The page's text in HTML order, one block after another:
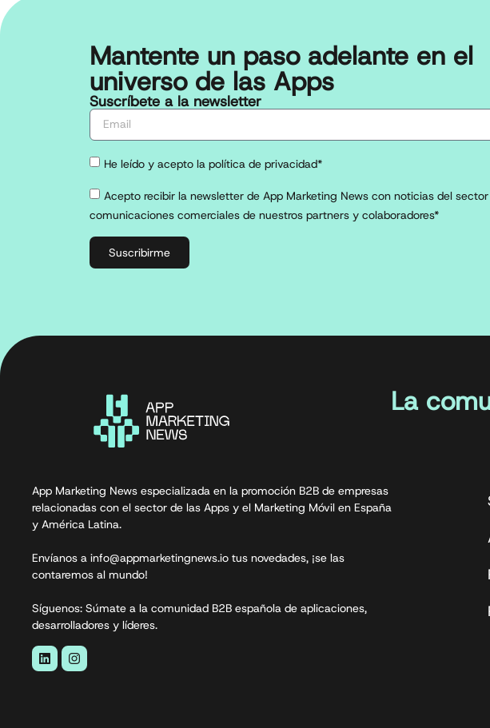
Mantente un paso adelante en el
universo de las Apps
Suscríbete a la newsletter
He leído y acepto la política de privacidad*
Acepto recibir la newsletter de App Marketing News con noticias del
comunicaciones comerciales de nuestros partners y colaboradores*
Suscribirme
La
App Marketing News especializada en la promoción B2B de empresas
relacionadas con el sector de las Apps y el Marketing Móvil en España
y América Latina.
Envíanos a info@appmarketingnews.io tus novedades, ¡se las
contaremos al mundo!
Síguenos: Súmate a la comunidad B2B española de aplicaciones,
desarrolladores y líderes.